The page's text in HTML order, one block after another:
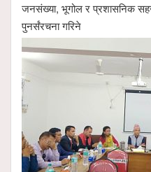
जनसंख्या, भूगोल र प्रशासनिक
पुनर्संरचना गरिने